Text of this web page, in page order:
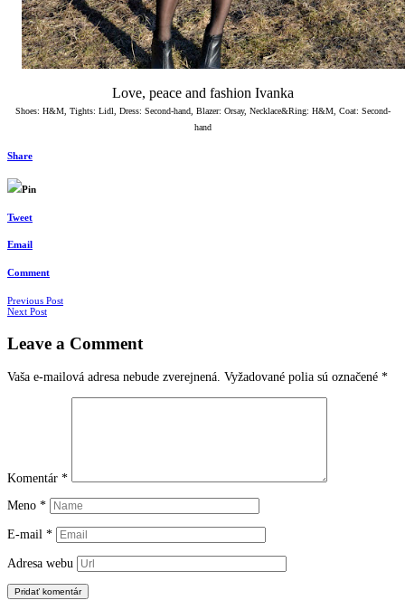
Love, peace and fashion Ivanka
Shoes: H&M, Tights: Lidl, Dress: Second-hand, Blazer: Orsay, Necklace&Ring: H&M, Coat: Second-
hand
Share
Pin
Tweet
Email
Comment
Navigácia
článkoch
Previous Post
Next Post
Leave a Comment
Vaša e-mailová adresa nebude zverejnená. Vyžadované polia sú označené *
Komentár *
Meno *
E-mail *
Adresa webu